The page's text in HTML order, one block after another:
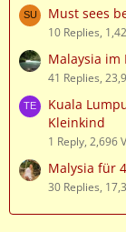
Must sees
10 Replies,
Malaysia im
41 Replies,
Kuala
Kleinkind
1 Reply, 2,696
Malysia für
30 Replies,